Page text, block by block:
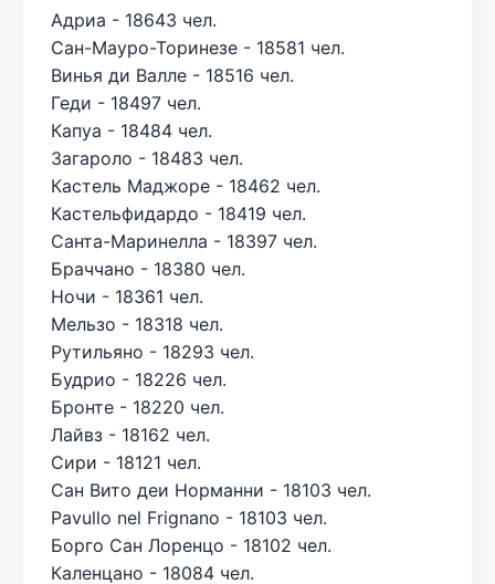
Адриа - 18643 чел.
Сан-Мауро-Торинезе - 18581 чел.
Винья ди Валле - 18516 чел.
Геди - 18497 чел.
Капуа - 18484 чел.
Загароло - 18483 чел.
Кастель Маджоре - 18462 чел.
Кастельфидардо - 18419 чел.
Санта-Маринелла - 18397 чел.
Браччано - 18380 чел.
Ночи - 18361 чел.
Мельзо - 18318 чел.
Рутильяно - 18293 чел.
Будрио - 18226 чел.
Бронте - 18220 чел.
Лайвз - 18162 чел.
Сири - 18121 чел.
Сан Вито деи Норманни - 18103 чел.
Pavullo nel Frignano - 18103 чел.
Борго Сан Лоренцо - 18102 чел.
Каленцано - 18084 чел.